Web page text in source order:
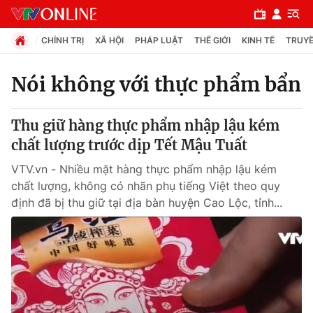
Chuyên mục
Chính trị
Xã hội
Pháp luật
Y tế
Thế giới
CHÍNH TRỊ XÃ HỘI PHÁP LUẬT THẾ GIỚI KINH TẾ
Nói không với thực phẩm bẩn
Thu giữ hàng thực phẩm nhập lậu kém
chất lượng trước dịp Tết Mậu Tuất
VTV.vn - Nhiều mặt hàng thực phẩm nhập lậu kém
chất lượng, không có nhãn phụ tiếng Việt theo quy
định đã bị thu giữ tại địa bàn huyện Cao Lộc, tỉnh...